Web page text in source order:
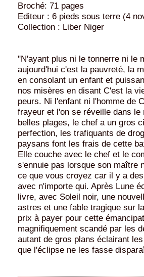
Broché: 71 pages
Editeur : 6 pieds sous terre (4
Collection : Liber Niger
"N'ayant plus ni le tonnerre ni le
aujourd'hui c'est la pauvreté, la
en consolant un enfant et
nos misères en disant C'est la
peurs. Ni l'enfant ni l'homme de
frayeur et l'on se réveille dans
belles plages, le chef a un gros
perfection, les trafiquants de
paysans font les frais de cette
Elle couche avec le chef et le
s'ennuie pas lorsque son maître
ce que vous croyez car il y a
avec n'importe qui. Après Lune
livre, avec Soleil noir, une
astres et une fable tragique sur
prix à payer pour cette
magnifiquement scandé par les
autant de gros plans éclairant
que l'éclipse ne les fasse